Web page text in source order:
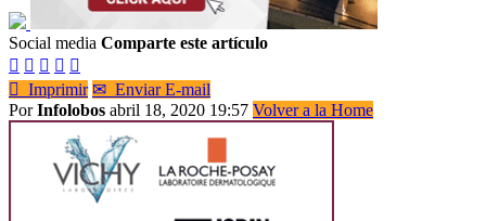
Social media Comparte este artículo
    
 Imprimir ✉ Enviar E-mail
PorInfolobos abril 18, 2020 19:57 Volver a la Home